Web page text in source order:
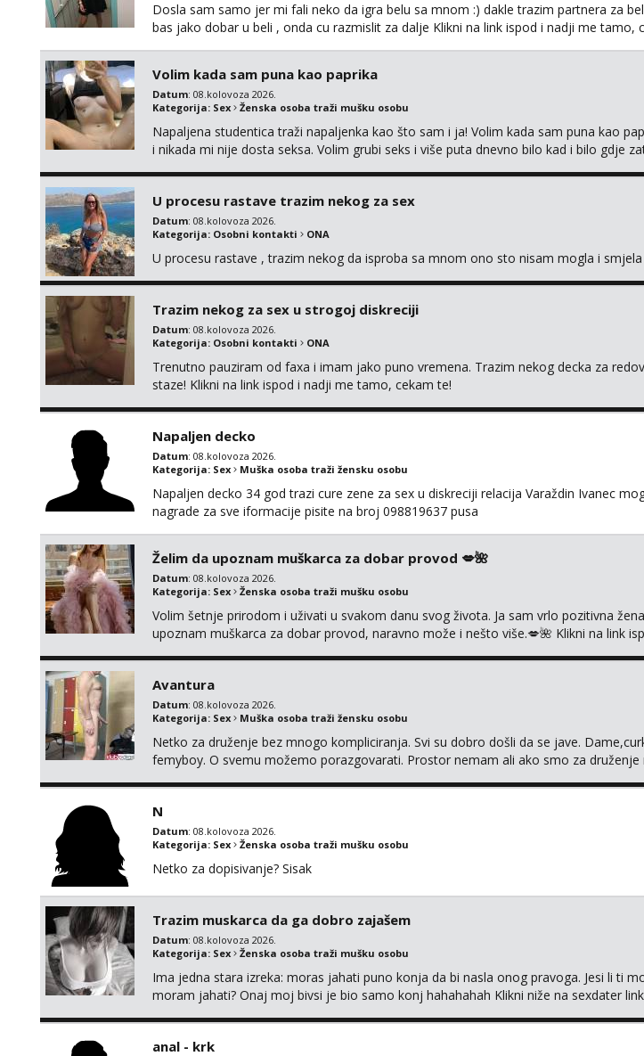
Dosla sam samo jer mi fali neko da igra belu sa mnom :) dakle trazim partnera za
bas jako dobar u beli , onda cu razmislit za dalje Klikni na link ispod i nadji me tamo,
Volim kada sam puna kao paprika
Datum: 08.kolovoza 2026.
Kategorija: Sex Ženska osoba traži mušku osobu
Napaljena studentica traži napaljenka kao što sam i ja! Volim kada sam puna kao
i nikada mi nije dosta seksa. Volim grubi seks i više puta dnevno bilo kad i bilo gdje
U procesu rastave trazim nekog za sex
Datum: 08.kolovoza 2026.
Kategorija: Osobni kontakti ONA
U procesu rastave , trazim nekog da isproba sa mnom ono sto nisam mogla i
Trazim nekog za sex u strogoj diskreciji
Datum: 08.kolovoza 2026.
Kategorija: Osobni kontakti ONA
Trenutno pauziram od faxa i imam jako puno vremena. Trazim nekog decka za
staze! Klikni na link ispod i nadji me tamo, cekam te!
Napaljen decko
Datum: 08.kolovoza 2026.
Kategorija: Sex Muška osoba traži žensku osobu
Napaljen decko 34 god trazi cure zene za sex u diskreciji relacija Varaždin Ivanec
nagrade za sve iformacije pisite na broj 098819637 pusa
Želim da upoznam muškarca za dobar provod 💋🌺
Datum: 08.kolovoza 2026.
Kategorija: Sex Ženska osoba traži mušku osobu
Volim šetnje prirodom i uživati u svakom danu svog života. Ja sam vrlo pozitivna
upoznam muškarca za dobar provod, naravno može i nešto više.💋🌺 Klikni na link
Avantura
Datum: 08.kolovoza 2026.
Kategorija: Sex Muška osoba traži žensku osobu
Netko za druženje bez mnogo kompliciranja. Svi su dobro došli da se jave.
femyboy. O svemu možemo porazgovarati. Prostor nemam ali ako smo za
N
Datum: 08.kolovoza 2026.
Kategorija: Sex Ženska osoba traži mušku osobu
Netko za dopisivanje? Sisak
Trazim muskarca da ga dobro zajašem
Datum: 08.kolovoza 2026.
Kategorija: Sex Ženska osoba traži mušku osobu
Ima jedna stara izreka: moras jahati puno konja da bi nasla onog pravoga. Jesi li ti
moram jahati? Onaj moj bivsi je bio samo konj hahahahah Klikni niže na sexdater
anal - krk